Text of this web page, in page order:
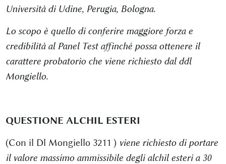
Università di Udine, Perugia, Bologna.
Lo scopo è quello di conferire maggiore forza e
credibilità al Panel Test affinché possa ottenere il
carattere probatorio che viene richiesto dal ddl
Mongiello.
QUESTIONE ALCHIL ESTERI
(Con il Dl Mongiello 3211 ) viene richiesto di portare
il valore massimo ammissibile degli alchil esteri a 30